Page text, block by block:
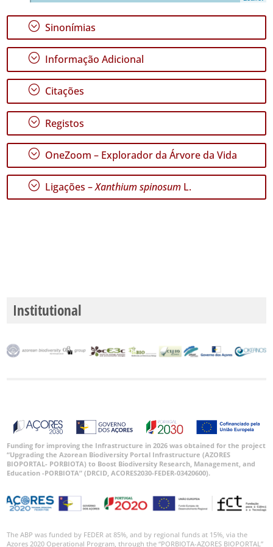
GBIF -
Ocorrências
🔗 GBIF
Portugal
🔗 GBIF
World
; Sinonímias
; Informação Adicional
; Citações
; Registos
; OneZoom – Explorador da Árvore da Vida
; Ligações –Xanthium spinosum L.
Institutional
Funding for improving the Infrastructure in 2026 was obtained for the project
“Upgrading the Azorean Biodiversity Portal Infrastructure (AZORES
BIOPORTAL- PORBIOTA) to Boost Biodiversity Research, Management, and
Education -PORBIOTA” (DRCID, ACORES2030-FEDER-03420600).
The ABP was funded by FEDER at 85%, and by regional funds at 15%, via the
Azores 2020 Operational Program, through the “PORBIOTA-AZORES BIOPORTAL”